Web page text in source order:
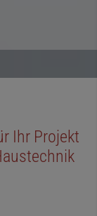
Ihr Projekt